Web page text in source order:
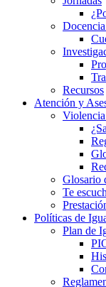
Recursos
Atención y
Glosario
Te
Políticas de
Plan de